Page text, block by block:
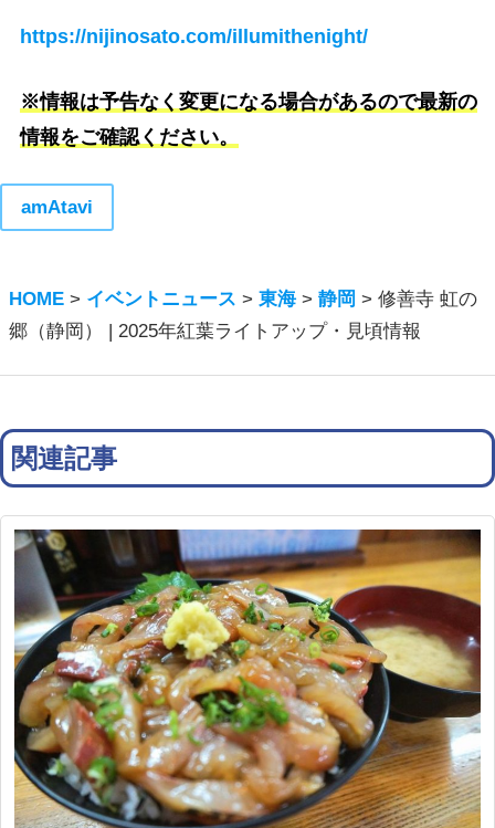
https://nijinosato.com/illumithenight/
※情報は予告なく変更になる場合があるので最新の
情報をご確認ください。
amAtavi
HOME > イベントニュース >東海>静岡 >修善寺 虹の
郷（静岡） | 2025年紅葉ライトアップ・見頃情報
関連記事